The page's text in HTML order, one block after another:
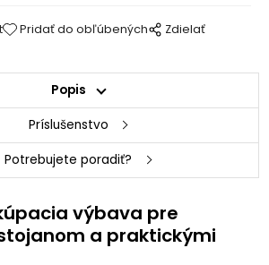
Pridať do obľúbených Zdielať
Popis
Príslušenstvo
Potrebujete poradiť?
výbava pre
a praktickými